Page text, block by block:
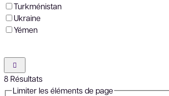
Turkménistan
Ukraine
Yémen
8 Résultats
Limiter les éléments de page